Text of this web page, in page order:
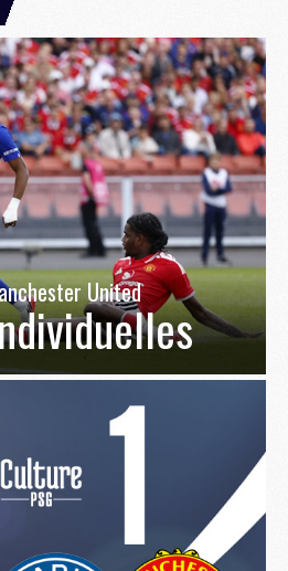
United